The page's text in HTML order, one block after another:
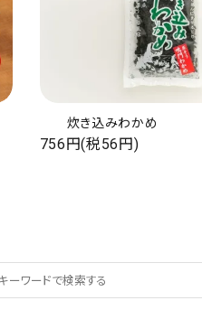
炊き込みわかめ
756円(税56円)